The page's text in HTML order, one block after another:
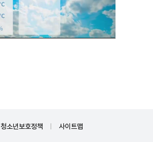
청소년보호정책 사이트맵